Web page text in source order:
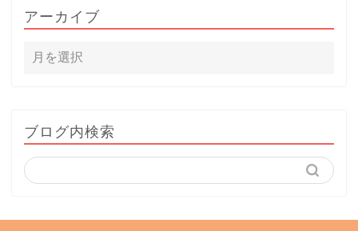
アーカイブ
ブログ内検索